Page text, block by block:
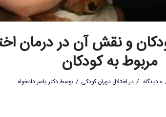
و نقش آن در درمان
مربوط به کودکان
0 دیدگاه / دراختلال دوران کودکی / توسطدکتر یاسر دادخواه